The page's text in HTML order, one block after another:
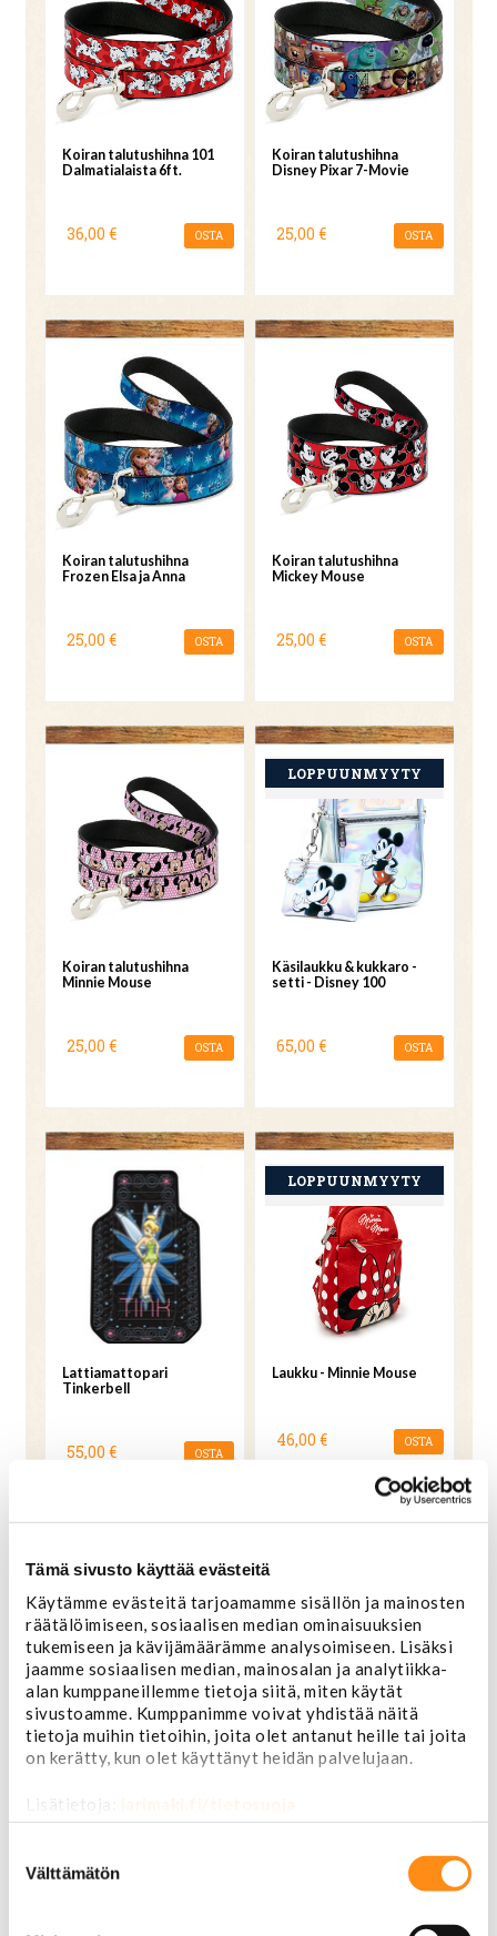
Tämä sivusto käyttää evästeitä
Käytämme evästeitä tarjoamamme sisällön ja mainosten
räätälöimiseen, sosiaalisen median ominaisuuksien
tukemiseen ja kävijämäärämme analysoimiseen. Lisäksi
jaamme sosiaalisen median, mainosalan ja analytiikka-
alan kumppaneillemme tietoja siitä, miten käytät
sivustoamme. Kumppanimme voivat yhdistää näitä
tietoja muihin tietoihin, joita olet antanut heille tai joita
on kerätty, kun olet käyttänyt heidän palvelujaan.
Lisätietoja: jarimaki.fi/tietosuoja
valinta
Välttämätön
Koiran talutushihna 101
Dalmatialaista 6ft.
36,00 € OSTA
Koiran talutushihna
Disney Pixar 7-Movie
25,00 € OSTA
Koiran talutushihna
Frozen Elsa ja Anna
25,00 € OSTA
Koiran talutushihna
Mickey Mouse
25,00 € OSTA
Koiran talutushihna
Minnie Mouse
25,00 € OSTA
Käsilaukku & kukkaro -
setti - Disney 100
65,00 € OSTA
Lattiamattopari
Tinkerbell
55,00 € OSTA
Laukku - Minnie Mouse
46,00 € OSTA